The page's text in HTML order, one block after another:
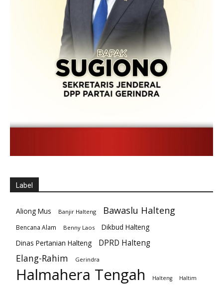
Label
Aliong Mus Banjir Halteng Bawaslu Halteng
Bencana Alam Benny Laos
Dikbud Halteng
Dinas Pertanian Halteng
DPRD Halteng
Elang-Rahim Gerindra
Halmahera Tengah Halteng Haltim